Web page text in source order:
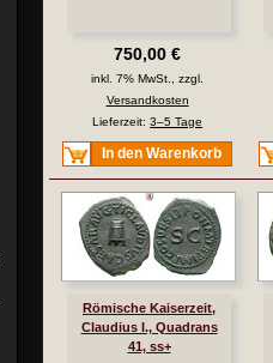
750,00 €
inkl. 7% MwSt., zzgl.
Versandkosten
Lieferzeit: 3–5 Tage
In den Warenkorb
Römische Kaiserzeit,
Claudius I., Quadrans
41, ss+